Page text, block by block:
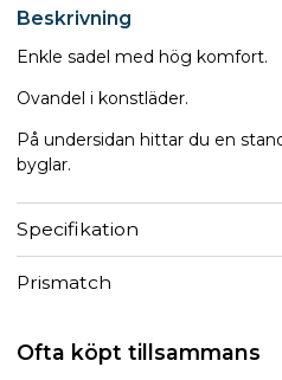
Beskrivning
Enkle sadel med hög komfort.
Ovandel i konstläder.
På undersidan hittar du en
byglar.
Specifikation
Prismatch
Ofta köpt tillsammans